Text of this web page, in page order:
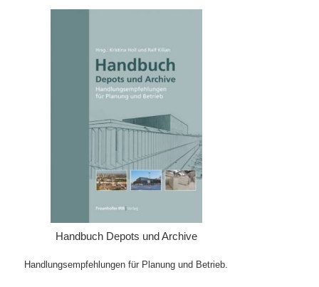
Handbuch Depots und Archive
Handlungsempfehlungen für Planung und Betrieb.